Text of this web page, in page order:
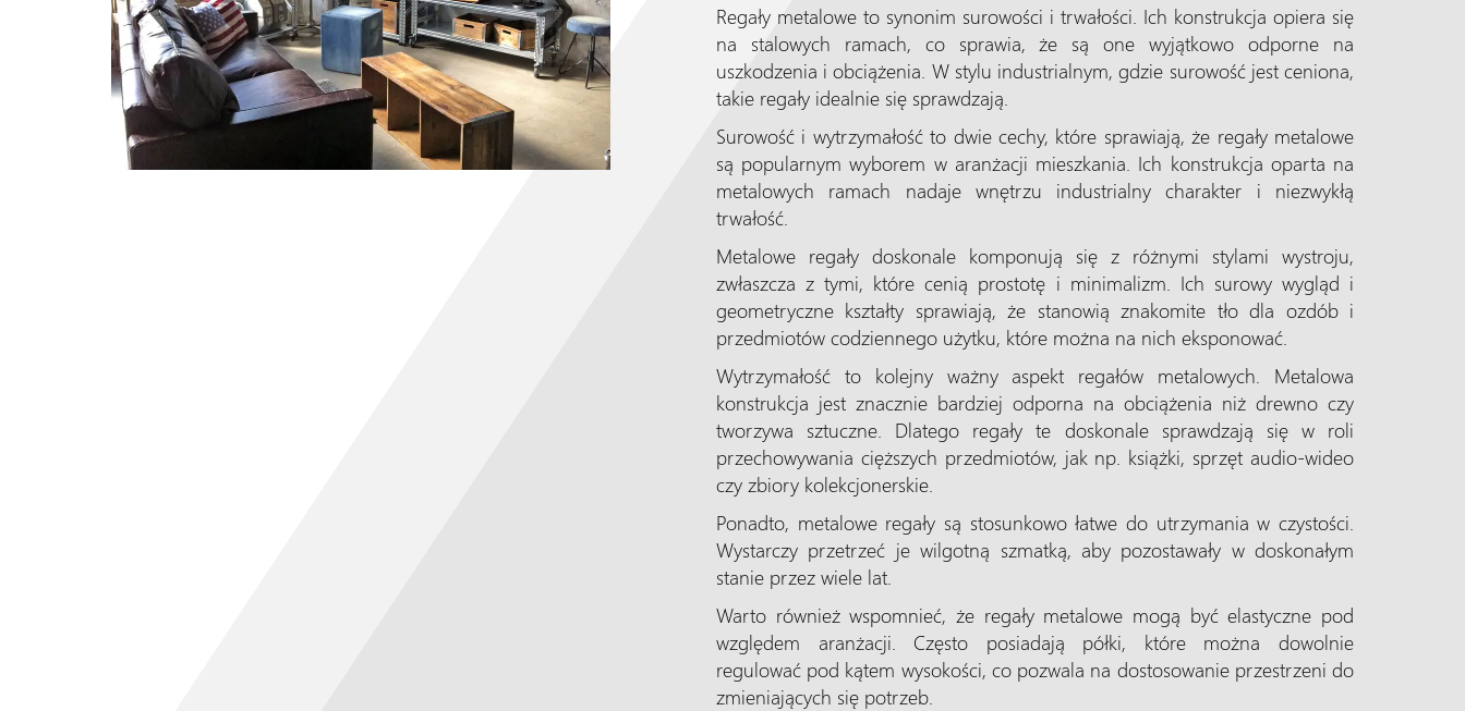
Regały metalowe to synonim surowości i trwałości. Ich konstrukcja opiera się
na stalowych ramach, co sprawia, że są one wyjątkowo odporne na
uszkodzenia i obciążenia. W stylu industrialnym, gdzie surowość jest ceniona,
takie regały idealnie się sprawdzają.
Surowość i wytrzymałość to dwie cechy, które sprawiają, że regały metalowe
są popularnym wyborem w aranżacji mieszkania. Ich konstrukcja oparta na
metalowych ramach nadaje wnętrzu industrialny charakter i niezwykłą
trwałość.
Metalowe regały doskonale komponują się z różnymi stylami wystroju,
zwłaszcza z tymi, które cenią prostotę i minimalizm. Ich surowy wygląd i
geometryczne kształty sprawiają, że stanowią znakomite tło dla ozdób i
przedmiotów codziennego użytku, które można na nich eksponować.
Wytrzymałość to kolejny ważny aspekt regałów metalowych. Metalowa
konstrukcja jest znacznie bardziej odporna na obciążenia niż drewno czy
tworzywa sztuczne. Dlatego regały te doskonale sprawdzają się w roli
przechowywania cięższych przedmiotów, jak np. książki, sprzęt audio-wideo
czy zbiory kolekcjonerskie.
Ponadto, metalowe regały są stosunkowo łatwe do utrzymania w czystości.
Wystarczy przetrzeć je wilgotną szmatką, aby pozostawały w doskonałym
stanie przez wiele lat.
Warto również wspomnieć, że regały metalowe mogą być elastyczne pod
względem aranżacji. Często posiadają półki, które można dowolnie
regulować pod kątem wysokości, co pozwala na dostosowanie przestrzeni do
zmieniających się potrzeb.